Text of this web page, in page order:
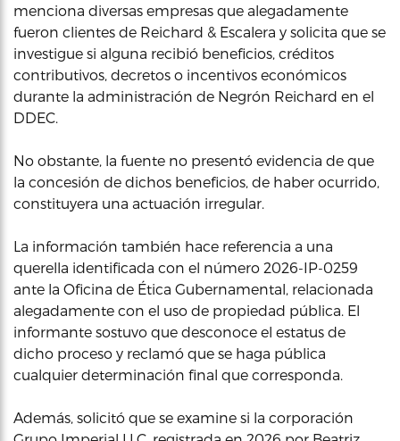
menciona diversas empresas que alegadamente
fueron clientes de Reichard & Escalera y solicita que se
investigue si alguna recibió beneficios, créditos
contributivos, decretos o incentivos económicos
durante la administración de Negrón Reichard en el
DDEC.
No obstante, la fuente no presentó evidencia de que
la concesión de dichos beneficios, de haber ocurrido,
constituyera una actuación irregular.
La información también hace referencia a una
querella identificada con el número 2026-IP-0259
ante la Oficina de Ética Gubernamental, relacionada
alegadamente con el uso de propiedad pública. El
informante sostuvo que desconoce el estatus de
dicho proceso y reclamó que se haga pública
cualquier determinación final que corresponda.
Además, solicitó que se examine si la corporación